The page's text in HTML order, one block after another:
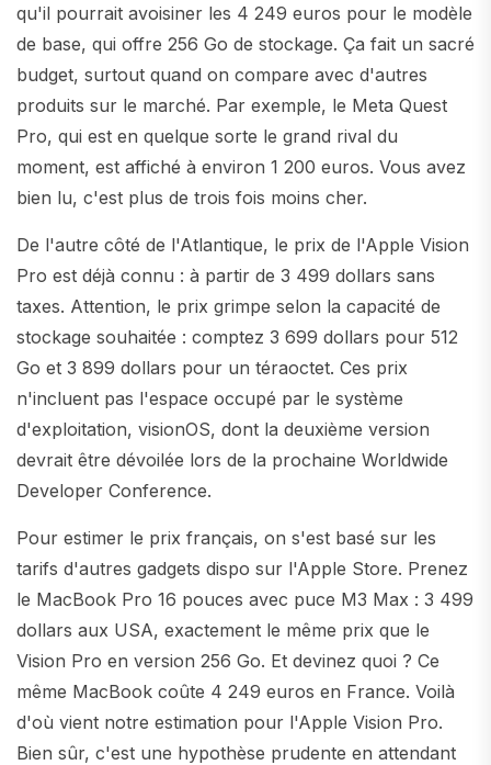
qu'il pourrait avoisiner les 4 249 euros pour le modèle
de base, qui offre 256 Go de stockage. Ça fait un sacré
budget, surtout quand on compare avec d'autres
produits sur le marché. Par exemple, le Meta Quest
Pro, qui est en quelque sorte le grand rival du
moment, est affiché à environ 1 200 euros. Vous avez
bien lu, c'est plus de trois fois moins cher.
De l'autre côté de l'Atlantique, le prix de l'Apple Vision
Pro est déjà connu : à partir de 3 499 dollars sans
taxes. Attention, le prix grimpe selon la capacité de
stockage souhaitée : comptez 3 699 dollars pour 512
Go et 3 899 dollars pour un téraoctet. Ces prix
n'incluent pas l'espace occupé par le système
d'exploitation, visionOS, dont la deuxième version
devrait être dévoilée lors de la prochaine Worldwide
Developer Conference.
Pour estimer le prix français, on s'est basé sur les
tarifs d'autres gadgets dispo sur l'Apple Store. Prenez
le MacBook Pro 16 pouces avec puce M3 Max : 3 499
dollars aux USA, exactement le même prix que le
Vision Pro en version 256 Go. Et devinez quoi ? Ce
même MacBook coûte 4 249 euros en France. Voilà
d'où vient notre estimation pour l'Apple Vision Pro.
Bien sûr, c'est une hypothèse prudente en attendant